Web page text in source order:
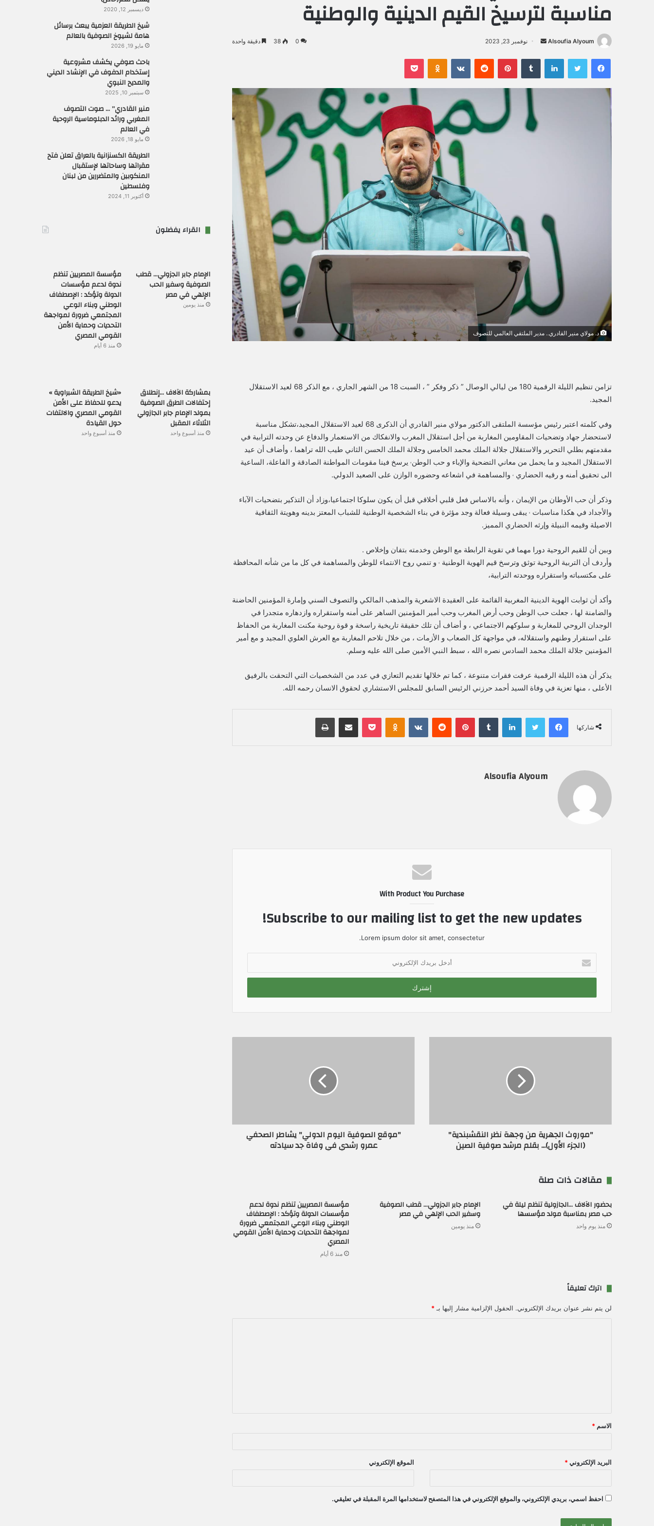
مناسبة لترسيخ القيم الدينية والوطنية
Alsoufia Alyoum
ل
ب
د
نوفمبر 23, 2023 0
38 دقيقة واحدة
فيسبوك لينكدإن بينتيريست
د. مولاي منير القادري.. مدير الملتقي العالمي للتصوف
تزامن تنظيم الليلة الرقمية 180 من ليالي الوصال ” ذكر وفكر ” ، السبت 18 من الشهر الجاري ، مع الذكر 68 لعيد الاستقلال
المجيد.
وفي كلمته اعتبر رئيس مؤسسة الملتقى الدكتور مولاي منير القادري أن الذكرى 68 لعيد الاستقلال المجيد،تشكل مناسبة
لاستحضار جهاد وتضحيات المقاومين المغاربة من أجل استقلال المغرب والانفكاك من الاستعمار والدفاع عن وحدته الترابية في
مقدمتهم بطلي التحرير والاستقلال جلالة الملك محمد الخامس وجلالة الملك الحسن الثاني طيب الله تراهما ، وأضاف أن عيد
الاستقلال المجيد و ما يحمل من معاني التضحية والإباء و حب الوطن˓ يرسخ فينا مقومات المواطنة الصادقة و الفاعلة، الساعية
الى تحقيق أمنه و رقيه الحضاري ˓ والمساهمة في اشعاعه وحضوره الوازن على الصعيد الدولي.
وذكر أن حب الأوطان من الإيمان ، وأنه بالاساس فعل قلبي أخلاقي قبل أن يكون سلوكا اجتماعيا،وزاد أن التذكير بتضحيات الآباء
والأجداد في هكذا مناسبات ˓ يبقى وسيلة فعالة وجد مؤثرة في بناء الشخصية الوطنية للشباب المعتز بدينه وهويتة الثقافية
الاصيلة وقيمه النبيلة وإرثه الحضاري المميز.
وبين أن للقيم الروحية دورا مهما في تقوية الرابطة مع الوطن وخدمته بتفان وإخلاص .
وأردف أن التربية الروحية توثق وترسخ قيم الهوية الوطنية ˓ و تنمي روح الانتماء للوطن والمساهمة في كل ما من شأنه المحافظة
على مكتسباته واستقراره ووحدته الترابية،
وأكد أن ثوابت الهوية الدينية المغربية القائمة على العقيدة الاشعرية والمذهب المالكي والتصوف السني وإمارة المؤمنين الحاضنة
والضامنة لها ، جعلت حب الوطن وحب أرض المغرب وحب أمير المؤمنين الساهر على أمنه واستقراره وازدهاره متجدرا في
الوجدان الروحي للمغاربة و سلوكهم الاجتماعي ، و أضاف أن تلك حقيقة تاريخية راسخة و قوة روحية مكنت المغاربة من الحفاظ
على استقرار وطنهم واستقلاله، في مواجهة كل الصعاب و الأزمات ، من خلال تلاحم المغاربة مع العرش العلوي المجيد و مع أمير
المؤمنين جلالة الملك محمد السادس نصره الله ، سبط النبي الأمين صلى الله عليه وسلم.
يذكر أن هذه الليلة الرقمية عرفت فقرات متنوعة ، كما تم خلالها تقديم التعازي في عدد من الشخصيات التي التحقت بالرفيق
الأعلى ، منها تعزية في وفاة السيد أحمد حرزني الرئيس السابق للمجلس الاستشاري لحقوق الانسان رحمه الله.
شاركها
فيسبوك لينكدإن بينتيريست بوكيت
Alsoufia Alyoum
With Product You Purchase
Subscribe to our mailing list to get the new updates!
Lorem ipsum dolor sit amet, consectetur.
خ
ب
ك
"موروث الجهرية من وجهة نظر النقشبندية"
(الجزء الأول)... بقلم مرشد صوفية الصين
"موقع الصوفية اليوم الدولي" يشاطر الصحفي
عمرو رشدي في وفاة جد سيادته
مقالات ذات صلة
بحضور الآلاف …الجازولية تنظم ليلة في
حب مصر بمناسبة مولد مؤسسها
منذ يوم واحد
الإمام جابر الجزولي… قطب الصوفية
وسفير الحب الإلهي في مصر
منذ يومين
مؤسسة المصريين تنظم ندوة لدعم
مؤسسات الدولة وتؤكد : الإصطفاف
الوطني وبناء الوعي المجتمعي ضرورة
لمواجهة التحديات وحماية الأمن القومي
المصري
منذ 6 أيام
اترك تعليقاً
لن يتم نشر عنوان بريدك الإلكتروني. الحقول الإلزامية مشار إليها بـ *
ق
*
الاسم *
البريد الإلكتروني * الموقع الإلكتروني
احفظ اسمي، بريدي الإلكتروني، والموقع الإلكتروني في هذا المتصفح لاستخدامها المرة المقبلة في تعليقي.
ديسمبر 12, 2020
شيخ الطريقة العزمية يبعث برسائل
هامة لشيوخ الصوفية بالعالم
مايو 19, 2026
باحث صوفي يكشف مشروعية
إستخدام الدفوف في الإنشاد الديني
والمديح النبوي
سبتمبر 10, 2025
منير القادري” … صوت التصوف
المغربي ورائد الدبلوماسية الروحية
في العالم
مايو 18, 2026
الطريقة الكسنزانية بالعراق تعلن فتح
مقراتها وساحاتها لإستقبال
المنكوبين والمتضررين من لبنان
وفلسطين
أكتوبر 11, 2024
القراء يفضلون
الإمام جابر الجزولي… قطب
الصوفية وسفير الحب
الإلهي في مصر
منذ يومين
مؤسسة المصريين تنظم
ندوة لدعم مؤسسات
الدولة وتؤكد : الإصطفاف
الوطني وبناء الوعي
المجتمعي ضرورة لمواجهة
التحديات وحماية الأمن
القومي المصري
منذ 6 أيام
بمشاركة الآلاف …إنطلاق
إحتفالات الطرق الصوفية
بمولد الإمام جابر الجازولي
الثلاثاء المقبل
منذ أسبوع واحد
«شيخ الطريقة الشبراوية »
يدعو للحفاظ على الأمن
القومي المصري والالتفات
حول القيادة
منذ أسبوع واحد